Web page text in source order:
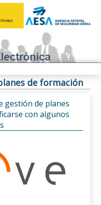
de formación
gestión de planes
con algunos